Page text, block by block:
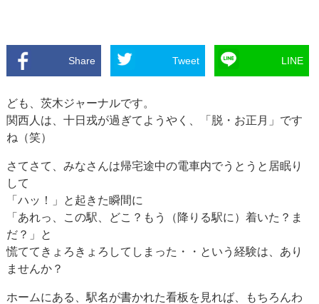
Share Tweet LINE
ども、茨木ジャーナルです。
関西人は、十日戎が過ぎてようやく、「脱・お正月」です
ね（笑）
さてさて、みなさんは帰宅途中の電車内でうとうと居眠り
して
「ハッ！」と起きた瞬間に
「あれっ、この駅、どこ？もう（降りる駅に）着いた？ま
だ？」と
慌ててきょろきょろしてしまった・・という経験は、あり
ませんか？
ホームにある、駅名が書かれた看板を見れば、もちろんわ